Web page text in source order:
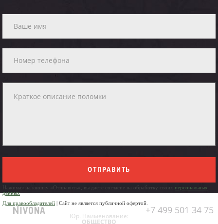
ОТПРАВИТЬ
Нажимая на кнопку «Отправить», вы даете согласие на обработку своих персональных
данных
Для правообладателей | Сайт не является публичной офертой.
+7 499 501 34 75
Юр. Наименование:
ОБЩЕСТВО